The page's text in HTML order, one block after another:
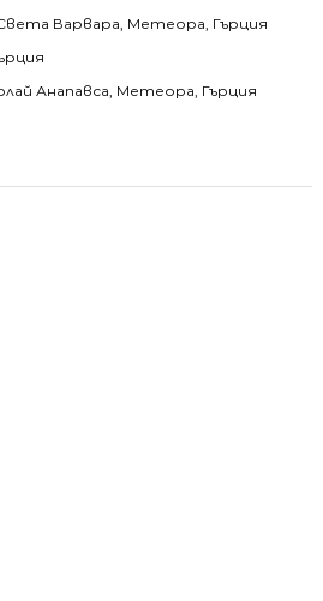
Варвара, Метеора, Гърция
Анапавса, Метеора, Гърция